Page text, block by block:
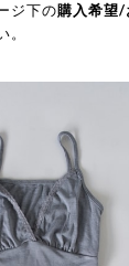
ジ下の購入希望/
。